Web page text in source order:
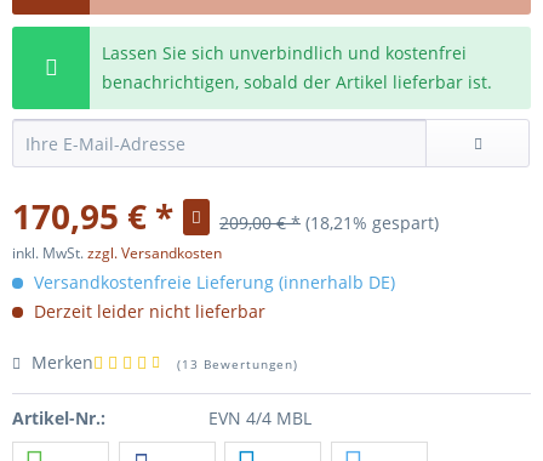
Lassen Sie sich unverbindlich und kostenfrei
benachrichtigen, sobald der Artikel lieferbar ist.
170,95 € * 209,00 € * (18,21% gespart)
inkl. MwSt.zzgl. Versandkosten
Versandkostenfreie Lieferung (innerhalb DE)
Derzeit leider nicht lieferbar
Merken (13 Bewertungen)
Artikel-Nr.: EVN 4/4 MBL